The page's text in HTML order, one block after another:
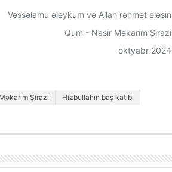
Vəssəlamu ələykum və Allah rəhmət eləsin
Qum - Nasir Məkarim Şirazi
oktyabr 2024
Şirazi Hizbullahın baş katibi